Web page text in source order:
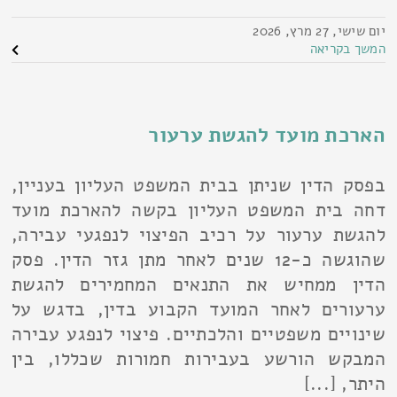
יום שישי, 27 מרץ, 2026
המשך בקריאה
הארכת מועד להגשת ערעור
בפסק הדין שניתן בבית המשפט העליון בעניין,
דחה בית המשפט העליון בקשה להארכת מועד
להגשת ערעור על רכיב הפיצוי לנפגעי עבירה,
שהוגשה כ-12 שנים לאחר מתן גזר הדין. פסק
הדין ממחיש את התנאים המחמירים להגשת
ערעורים לאחר המועד הקבוע בדין, בדגש על
שינויים משפטיים והלכתיים. פיצוי לנפגע עבירה
המבקש הורשע בעבירות חמורות שכללו, בין
היתר, [...]